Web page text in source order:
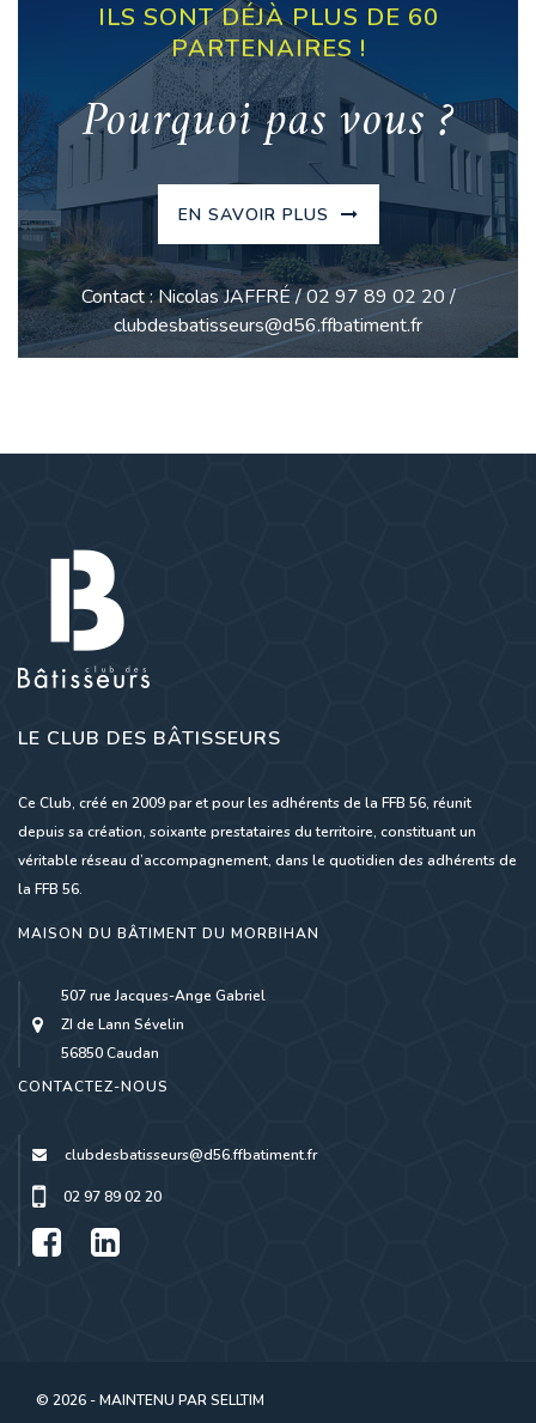
ILS SONT DÉJÀ PLUS DE 60
PARTENAIRES !
Pourquoi pas vous ?
EN SAVOIR PLUS
Contact : Nicolas JAFFRÉ / 02 97 89 02 20 /
clubdesbatisseurs@d56.ffbatiment.fr
LE CLUB DES BÂTISSEURS
Ce Club, créé en 2009 par et pour les adhérents de la FFB 56, réunit
depuis sa création, soixante prestataires du territoire, constituant un
véritable réseau d’accompagnement, dans le quotidien des adhérents de
la FFB 56.
MAISON DU BÂTIMENT DU MORBIHAN
507 rue Jacques-Ange Gabriel
ZI de Lann Sévelin
56850 Caudan
CONTACTEZ-NOUS
clubdesbatisseurs@d56.ffbatiment.fr
02 97 89 02 20
© 2026 - MAINTENU PARSELLTIM